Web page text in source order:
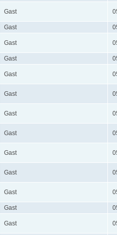
Gast
Gast
Gast
Gast
Gast
Gast
Gast
Gast
Gast
Gast
Gast
Gast
Gast